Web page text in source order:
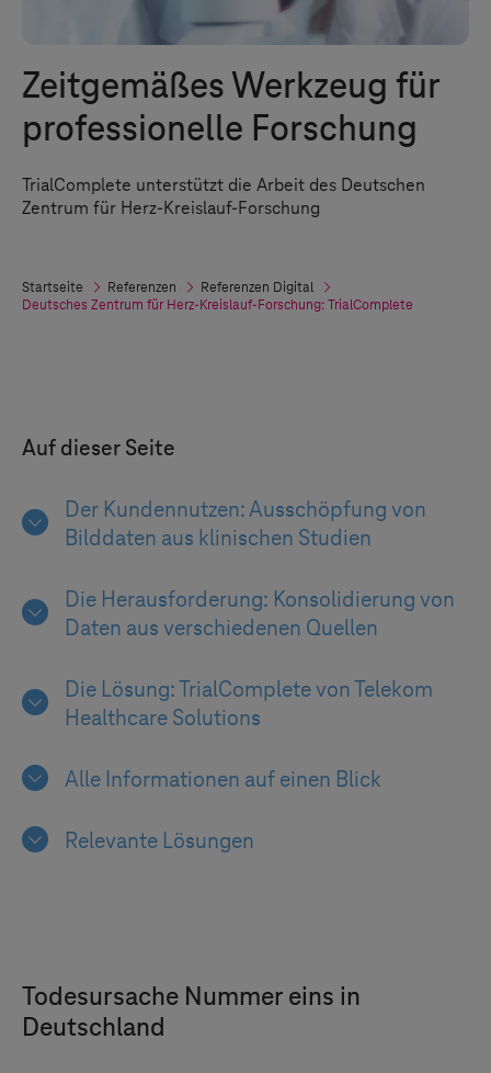
Zeitgemäßes Werkzeug für
professionelle Forschung
TrialComplete unterstützt die Arbeit des Deutschen
Zentrum für Herz-Kreislauf-Forschung
Startseite Referenzen
Referenzen Digital
Deutsches Zentrum für Herz-Kreislauf-Forschung: TrialComplete
Auf dieser Seite
Der Kundennutzen: Ausschöpfung von
Bilddaten aus klinischen Studien
Die Herausforderung: Konsolidierung von
Daten aus verschiedenen Quellen
Die Lösung: TrialComplete von Telekom
Healthcare Solutions
Alle Informationen auf einen Blick
Relevante Lösungen
Todesursache Nummer eins in
Deutschland